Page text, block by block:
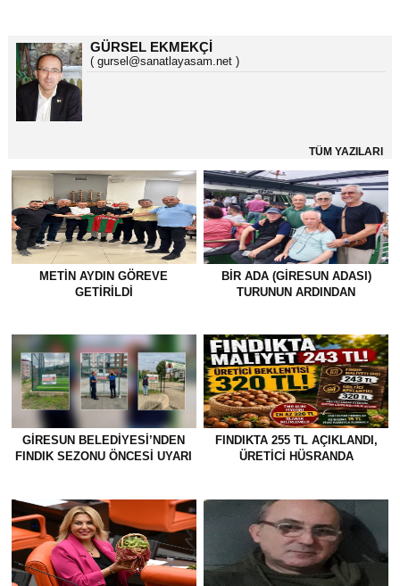
GÜRSEL EKMEKÇİ
( gursel@sanatlayasam.net )
TÜM YAZILARI
METİN AYDIN GÖREVE
GETİRİLDİ
BİR ADA (GİRESUN ADASI)
TURUNUN ARDINDAN
GİRESUN BELEDİYESİ’NDEN
FINDIK SEZONU ÖNCESİ UYARI
FINDIKTA 255 TL AÇIKLANDI,
ÜRETİCİ HÜSRANDA